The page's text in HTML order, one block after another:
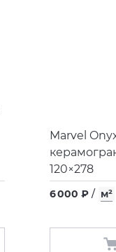
Marvel
120×278
6 000 ₽ / м²